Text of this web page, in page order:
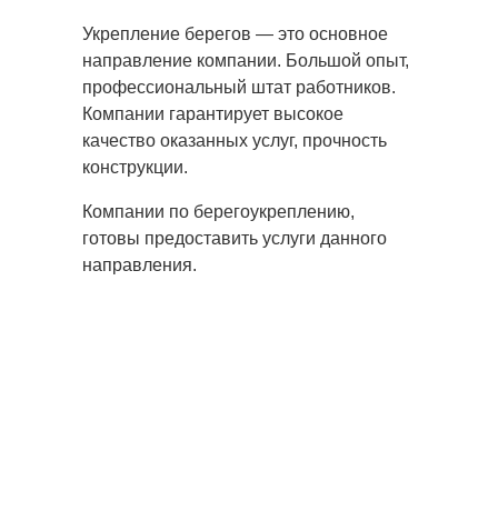
Укрепление берегов — это основное
направление компании. Большой опыт,
профессиональный штат работников.
Компании гарантирует высокое
качество оказанных услуг, прочность
конструкции.
Компании по берегоукреплению,
готовы предоставить услуги данного
направления.